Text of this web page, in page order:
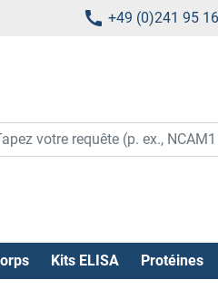
+49 (0)241 95
Kits ELISA Protéines